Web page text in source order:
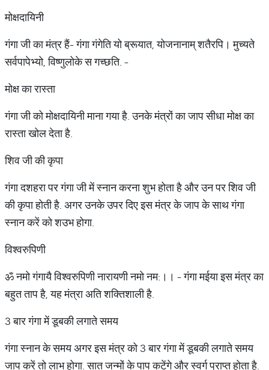
मोक्षदायिनी
गंगा जी का मंत्र हैं- गंगा गंगेति यो ब्रूयात, योजनानाम् शतैरपि। मुच्यते
सर्वपापेभ्यो, विष्णुलोके स गच्छति. -
मोक्ष का रास्ता
गंगा जी को मोक्षदायिनी माना गया है. उनके मंत्रों का जाप सीधा मोक्ष का
रास्ता खोल देता है.
शिव जी की कृपा
गंगा दशहरा पर गंगा जी में स्नान करना शुभ होता है और उन पर शिव जी
की कृपा होती है. अगर उनके उपर दिए इस मंत्र के जाप के साथ गंगा
स्नान करें को शउभ होगा.
विश्वरुपिणी
ॐ नमो गंगायै विश्वरुपिणी नारायणी नमो नम:।। - गंगा मईया इस मंत्र का
बहुत ताप है, यह मंत्रा अति शक्तिशाली है.
3 बार गंगा में डूबकी लगाते समय
गंगा स्नान के समय अगर इस मंत्र को 3 बार गंगा में डूबकी लगाते समय
जाप करें तो लाभ होगा. सात जन्मों के पाप कटेंगे और स्वर्ग प्राप्त होता है.